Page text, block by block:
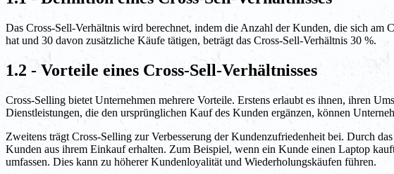
Das Cross-Sell-Verhältnis wird berechnet, indem die Anzahl der Kunden, die sich
hat und 30 davon zusätzliche Käufe tätigen, beträgt das Cross-Sell-Verhältnis 30 %.
1.2 - Vorteile eines Cross-Sell-Verhältnisses
Cross-Selling bietet Unternehmen mehrere Vorteile. Erstens erlaubt es ihnen, ihren
Dienstleistungen, die den ursprünglichen Kauf des Kunden ergänzen, können
Zweitens trägt Cross-Selling zur Verbesserung der Kundenzufriedenheit bei. Durch
Kunden aus ihrem Einkauf erhalten. Zum Beispiel, wenn ein Kunde einen Laptop
umfassen. Dies kann zu höherer Kundenloyalität und Wiederholungskäufen führen.